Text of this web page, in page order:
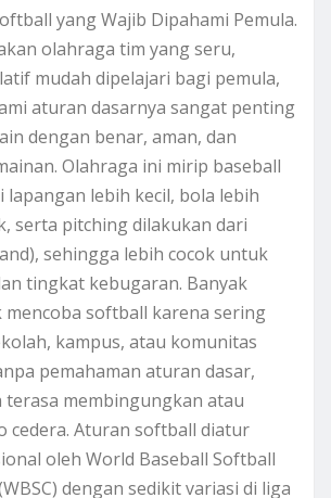
yang Wajib Dipahami Pemula.
olahraga tim yang seru,
mudah dipelajari bagi pemula,
aturan dasarnya sangat penting
dengan benar, aman, dan
Olahraga ini mirip baseball
lapangan lebih kecil, bola lebih
serta pitching dilakukan dari
sehingga lebih cocok untuk
tingkat kebugaran. Banyak
softball karena sering
kampus, atau komunitas
pemahaman aturan dasar,
terasa membingungkan atau
cedera. Aturan softball diatur
oleh World Baseball Softball
dengan sedikit variasi di liga